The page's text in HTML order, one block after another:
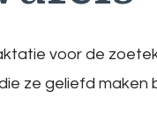
voor de
ze geliefd maken